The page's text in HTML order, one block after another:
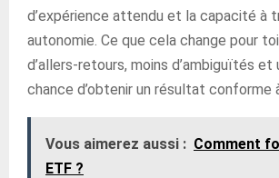
d’expérience attendu et la capacité à
autonomie. Ce que cela change pour
d’allers-retours, moins d’ambiguïtés et
chance d’obtenir un résultat
Vous aimerez aussi : Comment
ETF ?